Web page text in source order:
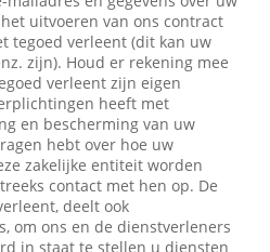
uitvoeren van ons contract
tegoed verleent (dit kan uw
zijn). Houd er rekening mee
verleent zijn eigen
heeft met
en bescherming van uw
hebt over hoe uw
zakelijke entiteit worden
contact met hen op. De
deelt ook
om ons en de dienstverleners
in staat te stellen u diensten